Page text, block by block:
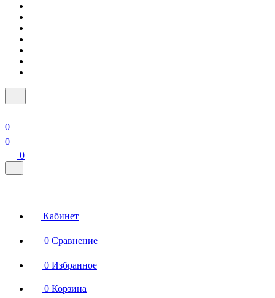
0
0
0
Кабинет
0 Сравнение
0 Избранное
0 Корзина